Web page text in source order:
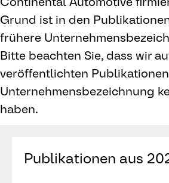
Grund ist in den
frühere
Bitte beachten Sie, dass wir
veröffentlichten
Unternehmensbezeichnung
haben.
Publikationen aus